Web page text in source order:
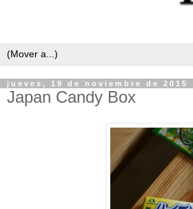
jueves, 19 de noviembre de 2015
Japan Candy Box